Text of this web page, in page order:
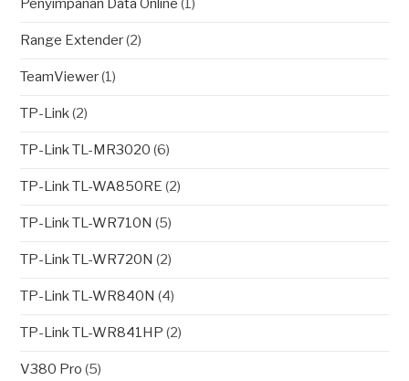
Penyimpanan Data Online (1)
Range Extender(2)
TeamViewer(1)
TP-Link(2)
TP-Link TL-MR3020 (6)
TP-Link TL-WA850RE (2)
TP-Link TL-WR710N (5)
TP-Link TL-WR720N (2)
TP-Link TL-WR840N (4)
TP-Link TL-WR841HP (2)
V380 Pro (5)